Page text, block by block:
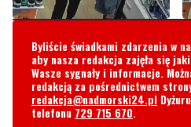
Byliście świadkami zdarzenia w
aby nasza redakcja zajęła się
Wasze sygnały i informacje.
redakcją za pośrednictwem
redakcja@nadmorski24.pl
telefonu 729 715 670.